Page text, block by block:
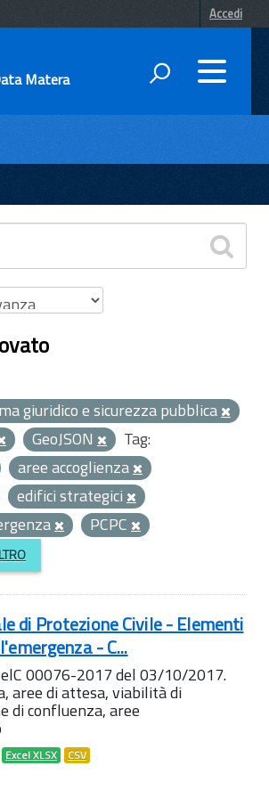
Accedi
Matera
giuridico e sicurezza pubblica
GeoJSON
Tag:
aree accoglienza
edifici strategici
PCPC
di Protezione Civile - Elementi
- C...
00076-2017 del 03/10/2017.
aree di attesa, viabilità di
di confluenza, aree
Excel XLSX CSV